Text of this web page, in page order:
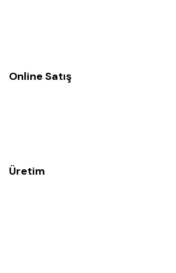
Online Satış
Üretim